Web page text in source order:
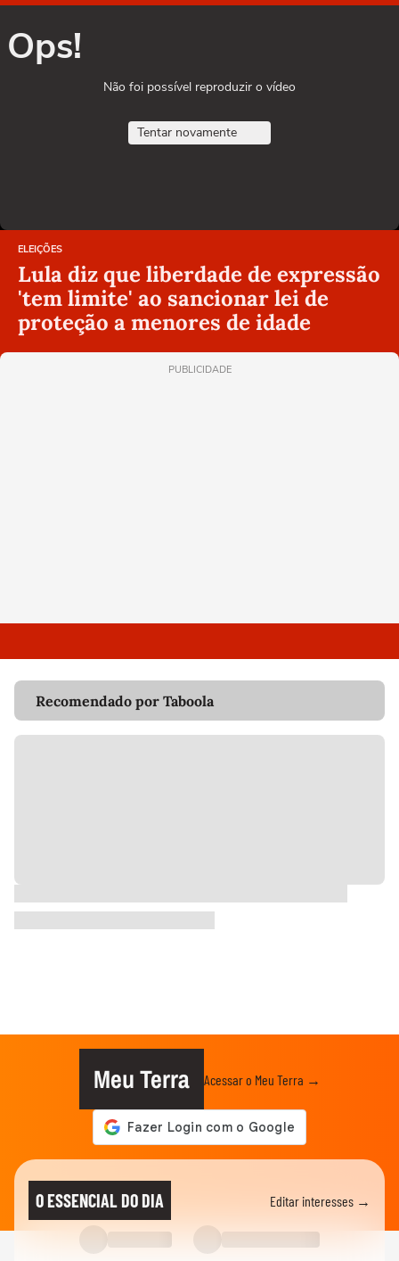
Ops!
Não foi possível reproduzir o vídeo
Tentar novamente
ELEIÇÕES
Lula diz que liberdade de expressão
'tem limite' ao sancionar lei de
proteção a menores de idade
PUBLICIDADE
Recomendado por Taboola
Meu Terra Acessar o Meu Terra →
O ESSENCIAL DO DIA Editar interesses →